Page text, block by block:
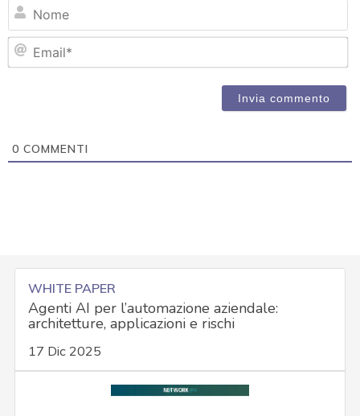
0 COMMENTI
WHITE PAPER
Agenti AI per l’automazione aziendale:
architetture, applicazioni e rischi
17 Dic 2025